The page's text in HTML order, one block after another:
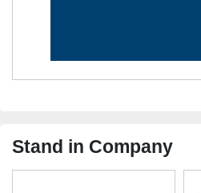
Stand in Company